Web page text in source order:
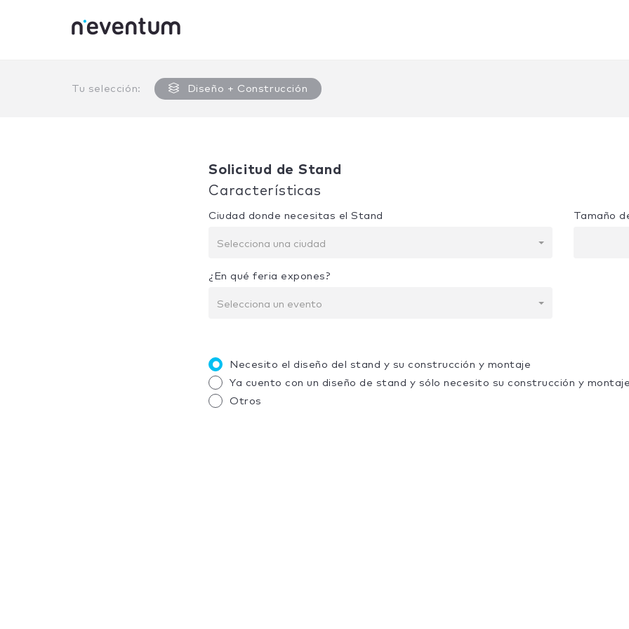
Tu selección: Diseño + Construcción
Solicitud de Stand
Características
Ciudad donde necesitas el Stand
Selecciona una ciudad
¿En qué feria expones?
Selecciona un evento
Tamaño
Necesito el diseño del stand y su construcción y montaje
Ya cuento con un diseño de stand y sólo necesito su construcción y montaje
Otros